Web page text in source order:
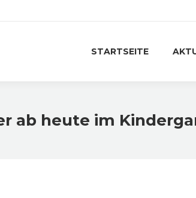
STARTSEITE
ab heute im